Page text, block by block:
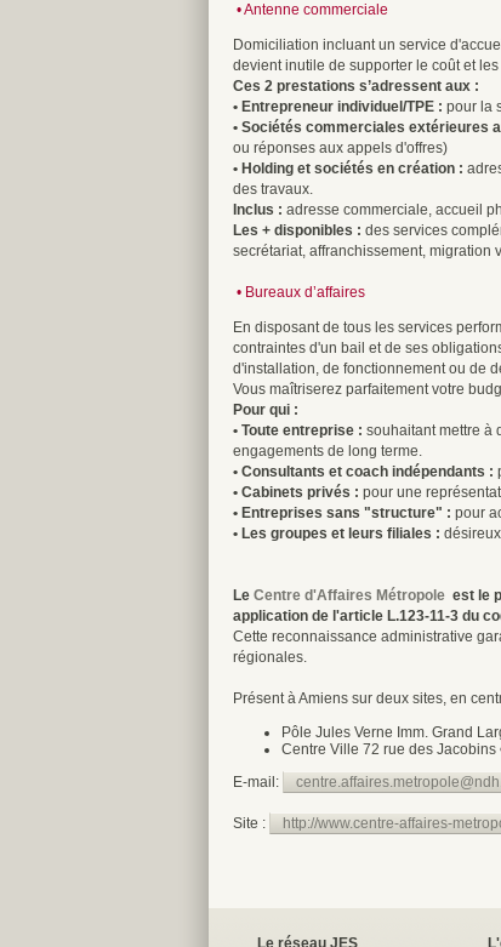
•Antenne commerciale
Domiciliation incluant un service
devient inutile de supporter le coût et
Ces 2 prestations s’adressent aux :
• Entrepreneur individuel/TPE : pour la
• Sociétés commerciales extérieures
ou réponses aux appels d'offres)
• Holding et sociétés en création :
des travaux.
Inclus : adresse commerciale, accueil
Les + disponibles : des services
secrétariat, affranchissement, migration
• Bureaux d’affaires
En disposant de tous les services
contraintes d'un bail et de ses
d'installation, de fonctionnement ou de
Vous maîtriserez parfaitement votre
Pour qui :
• Toute entreprise : souhaitant mettre à
engagements de long terme.
• Consultants et coach indépendants :
• Cabinets privés : pour une
• Entreprises sans "structure" : pour
• Les groupes et leurs filiales :
Le Centre d'Affaires Métropole est le
application de l'article L.123-11-3 du
Cette reconnaissance administrative
régionales.
Présent à Amiens sur deux sites, en
Pôle Jules Verne Imm. Grand
Centre Ville 72 rue des Jacobins
E-mail:
Site : http://www.centre-affaires-
Le réseau JES